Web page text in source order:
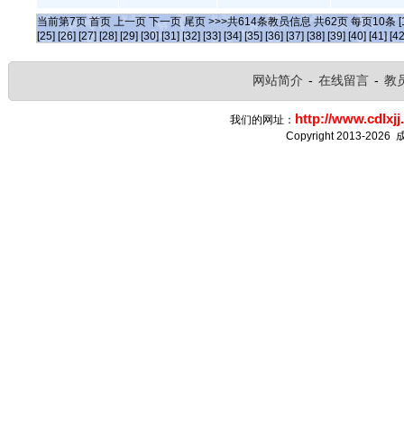
当前第7页 首页 上一页 下一页 尾页 >>>共614条教员信息 共62页 每页10条
[25] [26] [27] [28] [29] [30] [31] [32] [33] [34] [35] [36] [37] [38] [39] [40] [41]
网站简介 - 在线留言 - 教
我们的网址： http://
Copyright 2013-2026